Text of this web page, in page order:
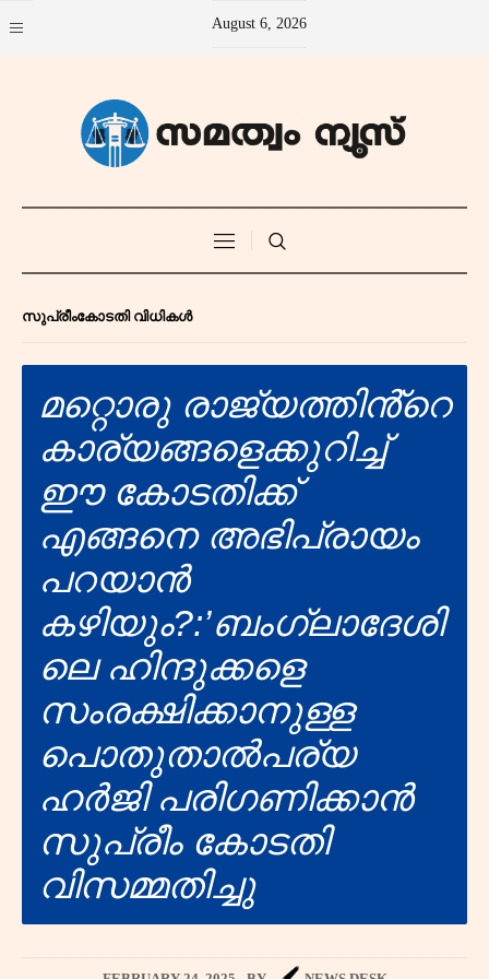
August 6, 2026
സുപ്രീംകോടതി വിധികൾ
മറ്റൊരു രാജ്യത്തിൻ്റെ
കാര്യങ്ങളെക്കുറിച്ച്
ഈ കോടതിക്ക്
എങ്ങനെ അഭിപ്രായം
പറയാൻ
കഴിയും?:’ബംഗ്ലാദേശി
ലെ ഹിന്ദുക്കളെ
സംരക്ഷിക്കാനുള്ള
പൊതുതാൽപര്യ
ഹർജി പരിഗണിക്കാൻ
സുപ്രീം കോടതി
വിസമ്മതിച്ചു